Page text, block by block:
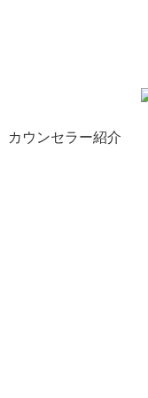
カウンセラー紹介